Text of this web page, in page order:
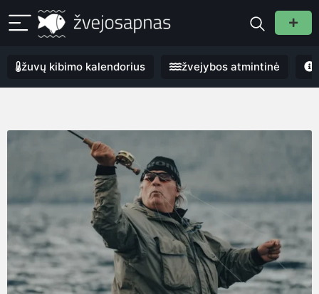
žuvų kibimo kalendorius žvejybos atmintinė